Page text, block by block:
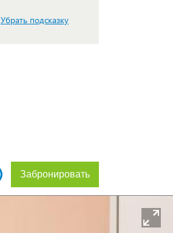
Убрать подсказку
Забронировать